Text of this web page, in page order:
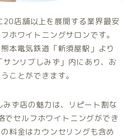
20店舗以上を展開する業界最安
ホワイトニングサロンです。
本電気鉄道「新須屋駅」より
ンリブしみず」内にあり、お
ことができます。
ず店の魅力は、リピート割な
セルフホワイトニングができ
料金はカウンセリングも含め